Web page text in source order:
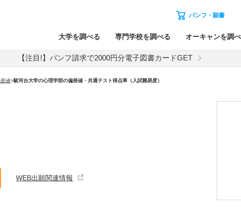
パンフ・願書
大学を調べる 専門学校を調べる オーキャンを調
【注目!】パンフ請求で2000円分電子図書カードGET
値>駿河台大学の心理学部の偏差値・共通テスト得点率（入試難易度）
WEB出願関連情報